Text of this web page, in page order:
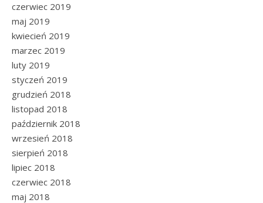
czerwiec 2019
maj 2019
kwiecień 2019
marzec 2019
luty 2019
styczeń 2019
grudzień 2018
listopad 2018
październik 2018
wrzesień 2018
sierpień 2018
lipiec 2018
czerwiec 2018
maj 2018